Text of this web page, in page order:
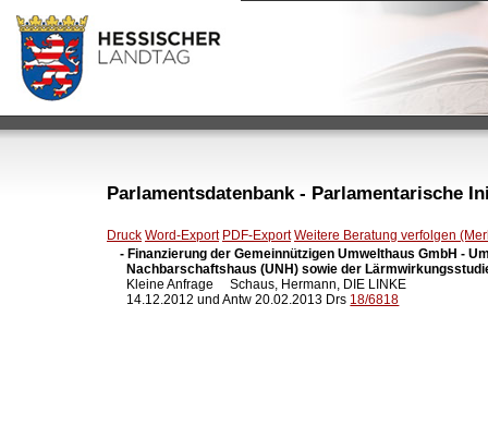
Parlamentsdatenbank - Parlamentarische
Druck Word-Export PDF-Export Weitere Beratung verfolgen
- Finanzierung der Gemeinnützigen Umwelthaus GmbH -
Nachbarschaftshaus (UNH) sowie der
Kleine Anfrage     Schaus, Hermann, DIE LINKE
  14.12.2012 und Antw 20.02.2013 Drs
18/6818